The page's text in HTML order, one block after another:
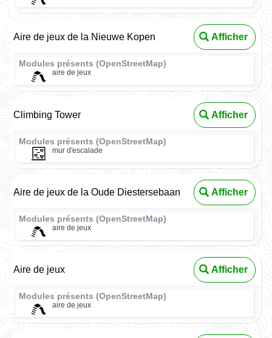
Aire de jeux de la Nieuwe Kopen Afficher
Modules présents (OpenStreetMap)
aire de jeux
Climbing Tower Afficher
Modules présents (OpenStreetMap)
mur d'escalade
Aire de jeux de la Oude Diestersebaan Afficher
Modules présents (OpenStreetMap)
aire de jeux
Aire de jeux Afficher
Modules présents (OpenStreetMap)
aire de jeux